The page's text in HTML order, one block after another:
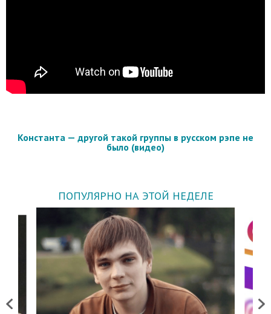
Константа — другой такой группы в русском рэпе не
было (видео)
ПОПУЛЯРНО НА ЭТОЙ НЕДЕЛЕ
Previous Next